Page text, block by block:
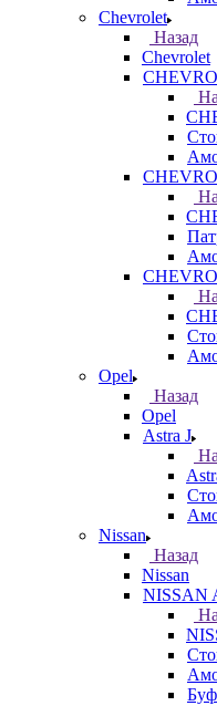
Chevrolet
Назад
Chevrolet
Opel
Назад
Opel
Astra J
Nissan
Назад
Nissan
NISSAN